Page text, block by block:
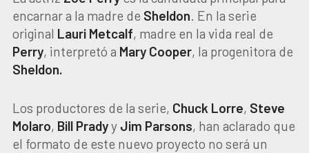
encarnar a la madre de Sheldon. En la serie
original Lauri Metcalf, madre en la vida real de
Perry, interpretó a Mary Cooper, la progenitora de
Sheldon.
Los productores de la serie, Chuck Lorre, Steve
Molaro, Bill Pradyy Jim Parsons, han aclarado que
el formato de este nuevo proyecto no será un